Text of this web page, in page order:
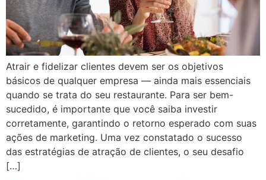
Atrair e fidelizar clientes devem ser os objetivos
básicos de qualquer empresa — ainda mais essenciais
quando se trata do seu restaurante. Para ser bem-
sucedido, é importante que você saiba investir
corretamente, garantindo o retorno esperado com suas
ações de marketing. Uma vez constatado o sucesso
das estratégias de atração de clientes, o seu desafio
[…]